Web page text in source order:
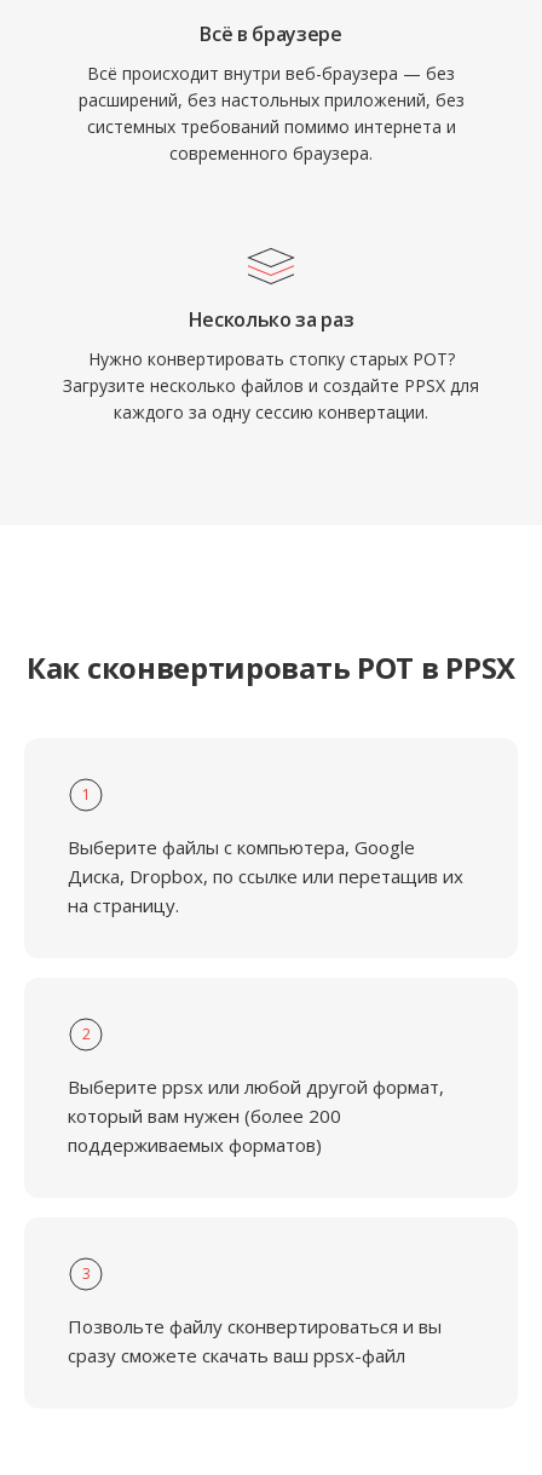
Всё в браузере
Всё происходит внутри веб-браузера — без
расширений, без настольных приложений, без
системных требований помимо интернета и
современного браузера.
Несколько за раз
Нужно конвертировать стопку старых POT?
Загрузите несколько файлов и создайте PPSX для
каждого за одну сессию конвертации.
Как сконвертировать POT в PPSX
1
Выберите файлы с компьютера, Google
Диска, Dropbox, по ссылке или перетащив их
на страницу.
2
Выберите ppsx или любой другой формат,
который вам нужен (более 200
поддерживаемых форматов)
3
Позвольте файлу сконвертироваться и вы
сразу сможете скачать ваш ppsx-файл